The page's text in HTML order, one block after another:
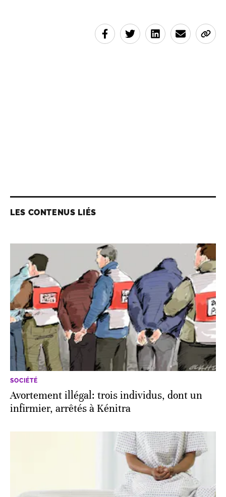
LES CONTENUS LIÉS
SOCIÉTÉ
Avortement illégal: trois individus, dont un
infirmier, arrêtés à Kénitra